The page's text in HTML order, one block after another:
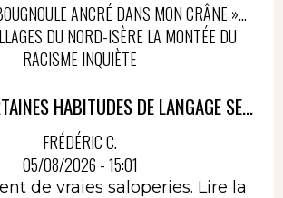
ANCRÉ DANS MON CRÂNE »…
DU NORD-ISÈRE LA MONTÉE DU
RACISME INQUIÈTE
HABITUDES DE LANGAGE SE...
FRÉDÉRIC C.
05/08/2026 - 15:01
de vraies saloperies. Lire la